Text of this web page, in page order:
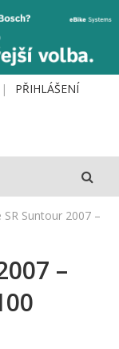
PŘIHLÁŠENÍ
SR Suntour 2007 –
–